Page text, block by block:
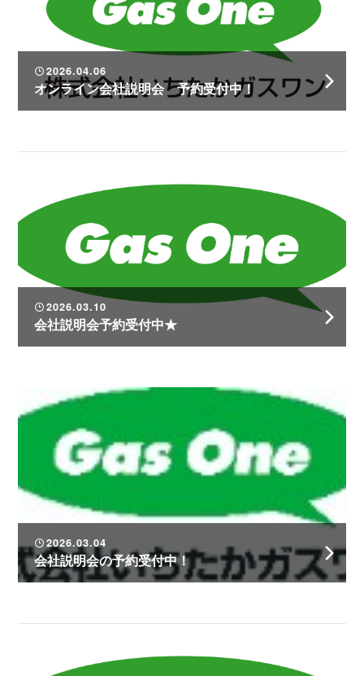
2026.04.06
オンライン会社説明会 予約受付中！
2026.03.10
会社説明会予約受付中★
2026.03.04
会社説明会の予約受付中！